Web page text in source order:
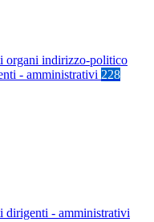
organi indirizzo-politico
- amministrativi 228
dirigenti - amministrativi